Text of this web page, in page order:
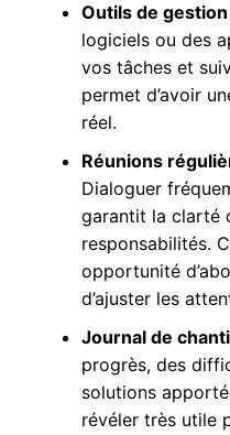
Outils de
logiciels ou des
vos tâches et
permet d’avoir
réel.
Réunions
Dialoguer
garantit la clarté
responsabilités.
opportunité
d’ajuster les
Journal de
progrès, des
solutions
révéler très utile